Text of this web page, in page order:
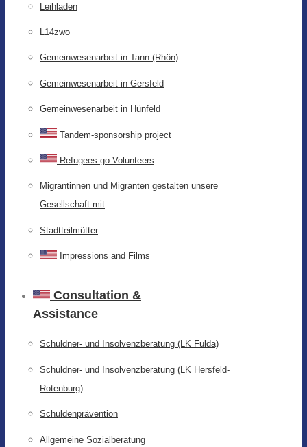
Leihladen
L14zwo
Gemeinwesenarbeit in Tann (Rhön)
Gemeinwesenarbeit in Gersfeld
Gemeinwesenarbeit in Hünfeld
Tandem-sponsorship project
Refugees go Volunteers
Migrantinnen und Migranten gestalten unsere
Gesellschaft mit
Stadtteilmütter
Impressions and Films
Consultation &
Assistance
Schuldner- und Insolvenzberatung (LK Fulda)
Schuldner- und Insolvenzberatung (LK Hersfeld-
Rotenburg)
Schuldenprävention
Allgemeine Sozialberatung